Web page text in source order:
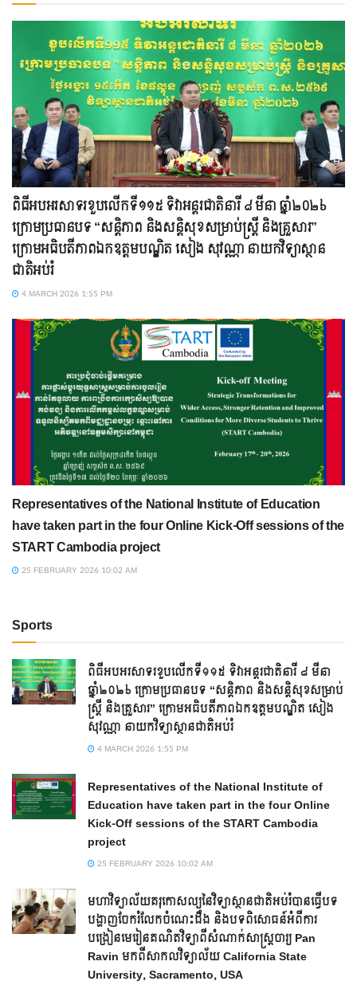
ពិធីអបអរសាទរខួបលើកទី១១៥ ទិវាអន្តរជាតិនារី ៨ មីនា ឆ្នាំ២០២៦
ក្រោមប្រធានបទ “សន្តិភាព និងសន្តិសុខសម្រាប់ស្ត្រី និងគ្រួសារ”
ក្រោមអធិបតីភាពឯកឧត្តមបណ្ឌិត សៀង សុវណ្ណា នាយកវិទ្យាស្ថាន
ជាតិអប់រំ
4 MARCH 2026 1:55 PM
Representatives of the National Institute of Education
have taken part in the four Online Kick-Off sessions of the
START Cambodia project
25 FEBRUARY 2026 10:02 AM
Sports
ពិធីអបអរសាទរខួបលើកទី១១៥ ទិវាអន្តរជាតិនារី ៨ មីនា
ឆ្នាំ២០២៦ ក្រោមប្រធានបទ “សន្តិភាព និងសន្តិសុខសម្រាប់
ស្ត្រី និងគ្រួសារ” ក្រោមអធិបតីភាពឯកឧត្តមបណ្ឌិត សៀង
សុវណ្ណា នាយកវិទ្យាស្ថានជាតិអប់រំ
4 MARCH 2026 1:55 PM
Representatives of the National Institute of
Education have taken part in the four Online
Kick-Off sessions of the START Cambodia
project
25 FEBRUARY 2026 10:02 AM
មហាវិទ្យាល័យគរុកោសល្យនៃវិទ្យាស្ថានជាតិអប់រំបានធ្វើបទ
បង្ហាញចែករំលែកចំណេះដឹង និងបទពិសោធន៍អំពីការ
បង្រៀនមេរៀនគណិតវិទ្យាពីសំណាក់សាស្ត្រចារ្យ Pan
Ravin មកពីសាកលវិទ្យាល័យ California State
University, Sacramento, USA